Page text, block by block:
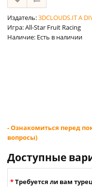
Издатель:3DCLOUDS.IT A
Игра: All-Star Fruit Racing
Наличие: Есть в наличии
- Ознакомиться перед
вопросы)
Доступные
Требуется ли вам